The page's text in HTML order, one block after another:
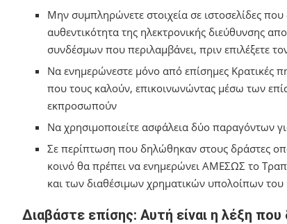
Μην συμπληρώνετε στοιχεία σε ιστοσελίδες
αυθεντικότητα της ηλεκτρονικής διεύθυνσης
συνδέσμων που περιλαμβάνει, πριν επιλέξετε
Να ενημερώνεστε μόνο από επίσημες Κρατικές
που τους καλούν, επικοινωνώντας μέσω των
εκπροσωπούν
Να χρησιμοποιείτε ασφάλεια δύο παραγόντων
Σε περίπτωση που δηλώθηκαν στους δράστες
κοινό θα πρέπει να ενημερώνει ΑΜΕΣΩΣ το
και των διαθέσιμων χρηματικών υπολοίπων του
Διαβάστε επίσης: Αυτή είναι η λέξη